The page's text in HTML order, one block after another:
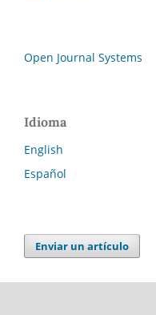
Open Journal Systems
Idioma
English
Español
Enviar un artículo